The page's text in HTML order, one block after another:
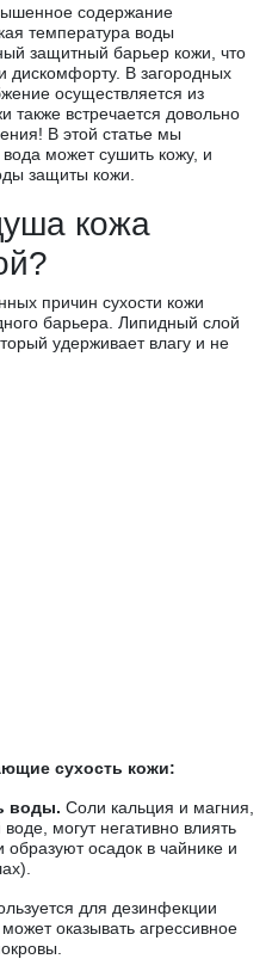
содержание
температура воды
защитный барьер кожи, что
дискомфорту. В загородных
осуществляется из
также встречается довольно
В этой статье мы
может сушить кожу, и
защиты кожи.
кожа
причин сухости кожи
барьера. Липидный слой
удерживает влагу и не
сухость кожи:
воды. Соли кальция и магния,
могут негативно влиять
осадок в чайнике и
для дезинфекции
оказывать агрессивное